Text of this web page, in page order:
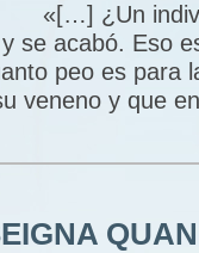
se acabó. Eso
peo es para
veneno y que